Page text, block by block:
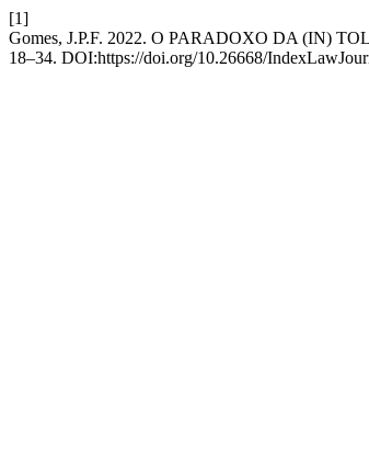
[1]
Gomes, J.P.F. 2022. O PARADOXO DA (IN)
18–34. DOI:https://doi.org/10.26668/